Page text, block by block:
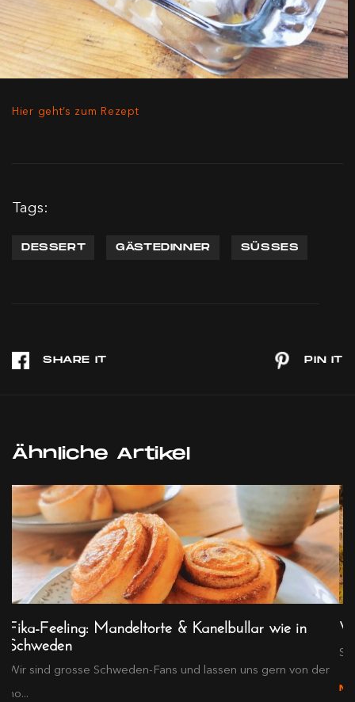
Hier geht’s zum Rezept
Tags:
DESSERT GÄSTEDINNER SÜSSES
Ähnliche Artikel
Fika-Feeling: Mandeltorte & Kanelbullar wie in
Schweden
Wir sind grosse Schweden-Fans und lassen uns gern von der
no...